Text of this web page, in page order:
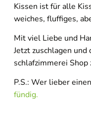
Kissen ist für alle
weiches, fluffiges,
Mit viel Liebe und
Jetzt zuschlagen
schlafzimmerei
P.S.: Wer lieber
fündig.